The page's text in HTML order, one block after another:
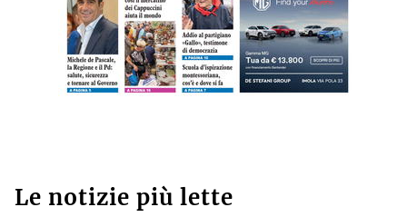
Le notizie più lette